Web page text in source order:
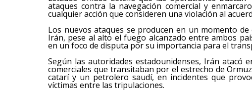
ataques contra la navegación comercial y
cualquier acción que consideren una violación al
Los nuevos ataques se producen en un momento
Irán, pese al alto el fuego alcanzado entre ambos
en un foco de disputa por su importancia para el
Según las autoridades estadounidenses, Irán atacó
comerciales que transitaban por el estrecho de
catarí y un petrolero saudí, en incidentes que
víctimas entre las tripulaciones.